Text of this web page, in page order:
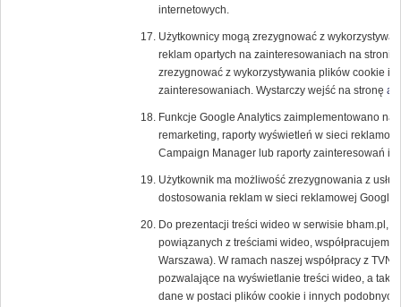
internetowych.
Użytkownicy mogą zrezygnować z
reklam opartych na zainteresowaniach na stronie
zrezygnować z wykorzystywania plików cookie
zainteresowaniach. Wystarczy wejść na stronę
Funkcje Google Analytics zaimplementowano
remarketing, raporty wyświetleń w sieci
Campaign Manager lub raporty zainteresowań i
Użytkownik ma możliwość zrezygnowania z
dostosowania reklam w sieci reklamowej Google
Do prezentacji treści wideo w serwisie bham.pl,
powiązanych z treściami wideo, współpracujemy
Warszawa). W ramach naszej współpracy z
pozwalające na wyświetlanie treści wideo, a
dane w postaci plików cookie i innych